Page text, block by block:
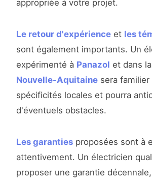
appropriée à votre projet.
Le retour d'expérience et les
sont également importants. Un
expérimenté à Panazol et dans
Nouvelle-Aquitaine sera familier
spécificités locales et pourra
d'éventuels obstacles.
Les garanties proposées sont à
attentivement. Un électricien
proposer une garantie